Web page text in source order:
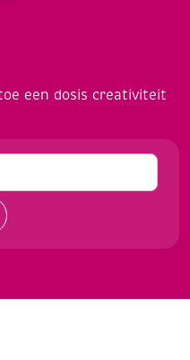
een dosis creativiteit